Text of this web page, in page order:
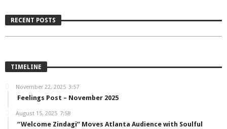
RECENT POSTS
EDITORIAL TEAM
TIMELINE
November 22, 2025 3:57
Feelings Post – November 2025
August 15, 2025 7:58
“Welcome Zindagi” Moves Atlanta Audience with Soulful